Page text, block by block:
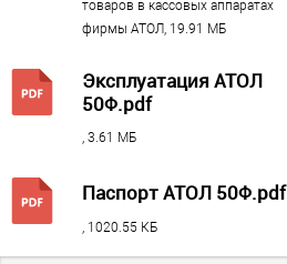
Автоотрезчик чеков
44 мм / 57 мм
Скорость печати, мм в секунду
товаров в кассовых аппаратах
фирмы АТОЛ, 19.91 МБ
Эксплуатация АТОЛ
50Ф.pdf
, 3.61 МБ
Паспорт АТОЛ 50Ф.pdf
, 1020.55 КБ